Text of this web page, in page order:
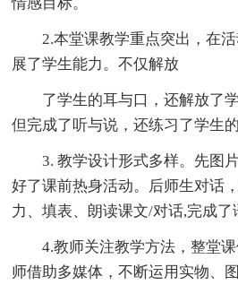
2.本堂课教学重点突出，在
展了学生能力。不仅解放
了学生的耳与口，还解放了
但完成了听与说，还练习了学生的
3. 教学设计形式多样。先图
好了课前热身活动。后师生对话
力、填表、朗读课文/对话,完成了
4.教师关注教学方法，整堂
师借助多媒体，不断运用实物、